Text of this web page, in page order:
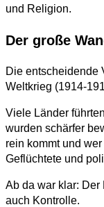
und Religion.
Der große
Die entscheidende
Weltkrieg (1914-
Viele Länder
wurden schärfer
rein kommt und
Geflüchtete und
Ab da war klar: Der
auch Kontrolle.